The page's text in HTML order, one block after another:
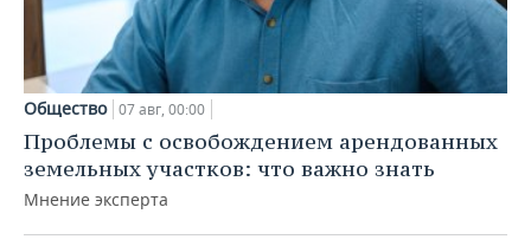
Общество 07 авг, 00:00
Проблемы с освобождением арендованных
земельных участков: что важно знать
Мнение эксперта